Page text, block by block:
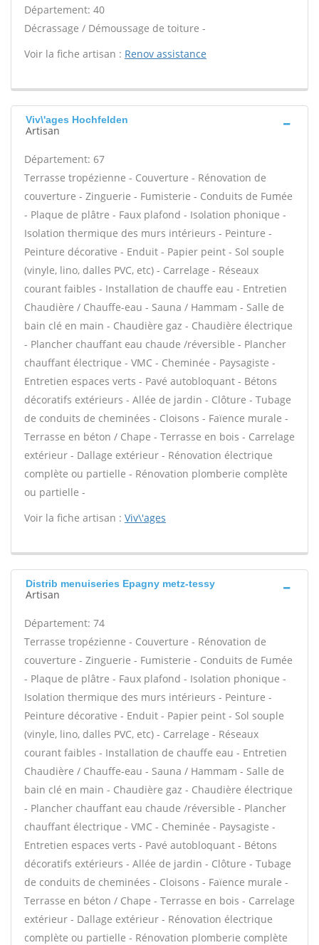
Département: 40
Décrassage / Démoussage de toiture -
Voir la fiche artisan : Renov assistance
Viv\'ages Hochfelden
Artisan
Département: 67
Terrasse tropézienne - Couverture - Rénovation de
couverture - Zinguerie - Fumisterie - Conduits de Fumée
- Plaque de plâtre - Faux plafond - Isolation phonique -
Isolation thermique des murs intérieurs - Peinture -
Peinture décorative - Enduit - Papier peint - Sol souple
(vinyle, lino, dalles PVC, etc) - Carrelage - Réseaux
courant faibles - Installation de chauffe eau - Entretien
Chaudière / Chauffe-eau - Sauna / Hammam - Salle de
bain clé en main - Chaudière gaz - Chaudière électrique
- Plancher chauffant eau chaude /réversible - Plancher
chauffant électrique - VMC - Cheminée - Paysagiste -
Entretien espaces verts - Pavé autobloquant - Bétons
décoratifs extérieurs - Allée de jardin - Clôture - Tubage
de conduits de cheminées - Cloisons - Faïence murale -
Terrasse en béton / Chape - Terrasse en bois - Carrelage
extérieur - Dallage extérieur - Rénovation électrique
complète ou partielle - Rénovation plomberie complète
ou partielle -
Voir la fiche artisan : Viv\'ages
Distrib menuiseries Epagny metz-tessy
Artisan
Département: 74
Terrasse tropézienne - Couverture - Rénovation de
couverture - Zinguerie - Fumisterie - Conduits de Fumée
- Plaque de plâtre - Faux plafond - Isolation phonique -
Isolation thermique des murs intérieurs - Peinture -
Peinture décorative - Enduit - Papier peint - Sol souple
(vinyle, lino, dalles PVC, etc) - Carrelage - Réseaux
courant faibles - Installation de chauffe eau - Entretien
Chaudière / Chauffe-eau - Sauna / Hammam - Salle de
bain clé en main - Chaudière gaz - Chaudière électrique
- Plancher chauffant eau chaude /réversible - Plancher
chauffant électrique - VMC - Cheminée - Paysagiste -
Entretien espaces verts - Pavé autobloquant - Bétons
décoratifs extérieurs - Allée de jardin - Clôture - Tubage
de conduits de cheminées - Cloisons - Faïence murale -
Terrasse en béton / Chape - Terrasse en bois - Carrelage
extérieur - Dallage extérieur - Rénovation électrique
complète ou partielle - Rénovation plomberie complète